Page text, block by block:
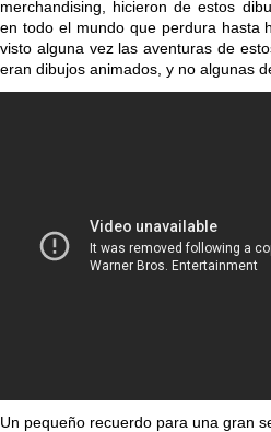
merchandising, hicieron de estos
en todo el mundo que perdura hasta
visto alguna vez las aventuras de
eran dibujos animados, y no algunas
Un pequeño recuerdo para una gran